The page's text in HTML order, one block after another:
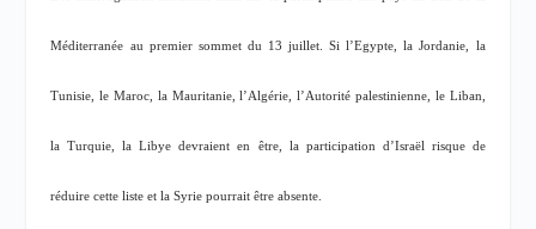
Méditerranée au premier sommet du 13 juillet. Si l’Egypte, la Jordanie, la
Tunisie, le Maroc, la Mauritanie, l’Algérie, l’Autorité palestinienne, le Liban,
la Turquie, la Libye devraient en être, la participation d’Israël risque de
réduire cette liste et la Syrie pourrait être absente.